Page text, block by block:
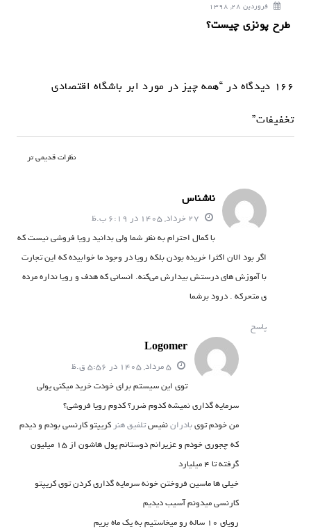
فروردین 28, 1398
طرح پونزی چیست؟
166 دیدگاه در “همه چیز در مورد ابر باشگاه اقتصادی
تخفیفات”
نظرات قدیمی تر
ناشناس
با کمال احترام به نظر شما ولی بدانید رویا فروشی نیست که
اگر بود الان اکثرا خریده بودن بلکه رویا در وجود ما خوابیده که این تجارت
با آموزش های درستش بیدارش می‌کنه. انسانی که هدف و رویا نداره مرده
ی متحرکه . درود برشما
پاسخ
Logomer
5 مرداد, 1405 در 5:56 ق.ظ
توی این سیستم برای خودت خرید میکنی پولی
سرمایه گذاری نمیشه کدوم ضرر؟ کدوم رویا فروشی؟
من خودم تویبادراننفیستلفیق هنرکریپتو کارنسی بودم و دیدم
که چجوری خودم و عزیرانم دوستانم پول هاشون از ۱۵ میلیون
گرفته تا ۴ میلیارد
خیلی ها ماسین فروختن خونه سرمایه گذاری کردن توی کریپتو
کارنسی میدونم آسیب دیدیم
رویای ۱۰ ساله رو میخاستیم به یک ماه بریم